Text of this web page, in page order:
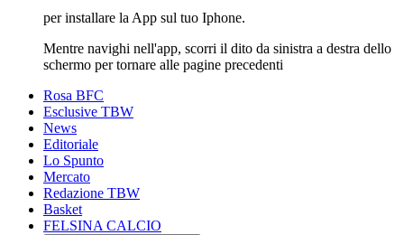
per installare la App sul tuo Iphone.
Mentre navighi nell'app, scorri il dito da sinistra a destra dello
schermo per tornare alle pagine precedenti
Rosa BFC
Esclusive TBW
News
Editoriale
Lo Spunto
Mercato
Redazione TBW
Basket
FELSINA CALCIO